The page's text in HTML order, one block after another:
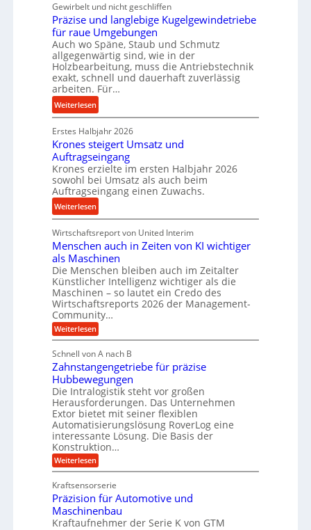
i
t
t
e
l
s
t
a
n
d
r
a
s
c
h
a
l
l
s
e
n
s
o
r
e
n
u
g
e
l
g
e
w
i
n
e
t
r
i
e
b
u
n
d
H
y
d
r
a
u
l
k
i
m
V
e
r
g
l
e
i
c
h
Gewirbelt und nicht geschliffen
Präzise und langlebige Kugelgewindetriebe
für raue Umgebungen
Auch wo Späne, Staub und Schmutz
allgegenwärtig sind, wie in der
Holzbearbeitung, muss die Antriebstechnik
exakt, schnell und dauerhaft zuverlässig
arbeiten. Für…
Weiterlesen:
P
r
ä
z
i
s
e
u
n
d
l
a
n
g
l
e
b
i
g
e
K
u
g
e
l
g
e
w
i
n
d
e
Erstes Halbjahr 2026
Krones steigert Umsatz und
Auftragseingang
Krones erzielte im ersten Halbjahr 2026
sowohl bei Umsatz als auch beim
Auftragseingang einen Zuwachs.
Weiterlesen:
K
r
o
n
e
s
s
t
e
i
g
e
r
t
U
m
s
a
t
z
u
n
d
A
Wirtschaftsreport von United Interim
Menschen auch in Zeiten von KI wichtiger
als Maschinen
Die Menschen bleiben auch im Zeitalter
Künstlicher Intelligenz wichtiger als die
Maschinen – so lautet ein Credo des
Wirtschaftsreports 2026 der Management-
Community…
Weiterlesen:
M
n
s
c
h
e
n
a
u
c
h
i
n
Z
e
e
n
Schnell von A nach B
Zahnstangengetriebe für präzise
Hubbewegungen
Die Intralogistik steht vor großen
Herausforderungen. Das Unternehmen
Extor bietet mit seiner flexiblen
Automatisierungslösung RoverLog eine
interessante Lösung. Die Basis der
Konstruktion…
Weiterlesen:
Z
h
n
s
t
a
Kraftsensorserie
Präzision für Automotive und
Maschinenbau
Kraftaufnehmer der Serie K von GTM